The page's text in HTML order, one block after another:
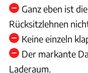
Ganz eben ist
Rücksitzlehnen
Keine einzeln
Der markante
Laderaum.